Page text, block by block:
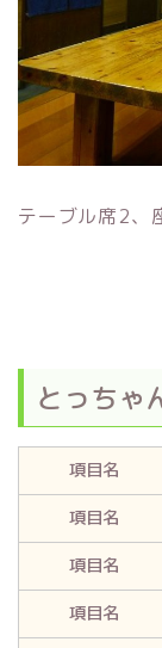
テーブル席2、
とっち
項目名
項目名
項目名
項目名